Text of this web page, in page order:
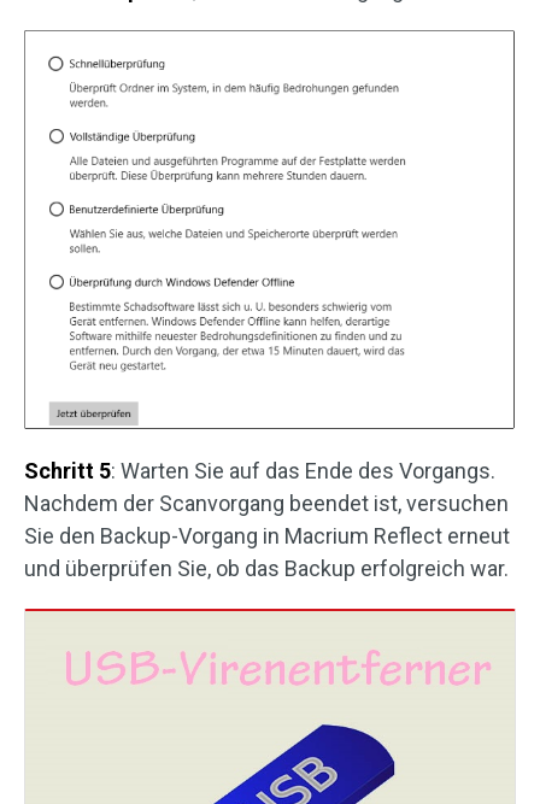
Schritt 5: Warten Sie auf das Ende des Vorgangs.
Nachdem der Scanvorgang beendet ist, versuchen
Sie den Backup-Vorgang in Macrium Reflect erneut
und überprüfen Sie, ob das Backup erfolgreich war.